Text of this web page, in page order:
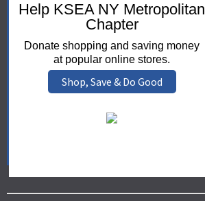
Help KSEA NY Metropolitan
Chapter
Donate shopping and saving money
at popular online stores.
Shop, Save & Do Good